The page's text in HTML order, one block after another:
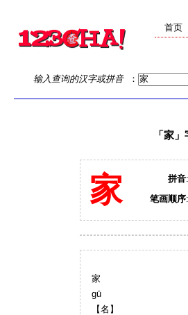
首页
输入查询的汉字或拼音：
「家」
家 拼音:
笔画顺序:
家
gū
【名】